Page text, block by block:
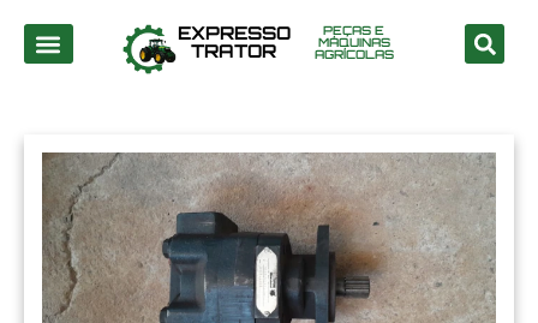
EXPRESSO
TRATOR
PEÇAS E
MÁQUINAS
AGRÍCOLAS